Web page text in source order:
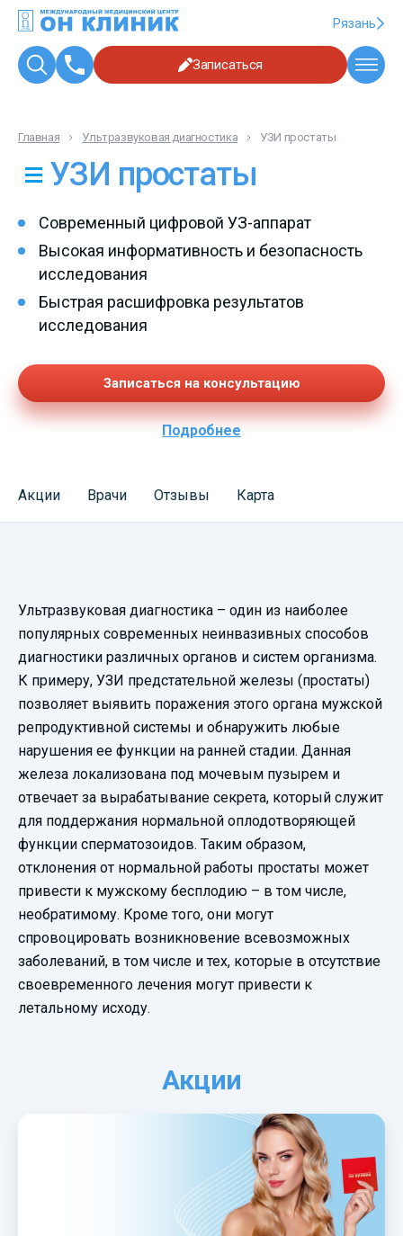
Рязань
Записаться
Главная Ультразвуковая диагностика УЗИ простаты
УЗИ простаты
Современный цифровой УЗ-аппарат
Высокая информативность и безопасность
исследования
Быстрая расшифровка результатов
исследования
Записаться на консультацию
Подробнее
Акции Врачи Отзывы Карта
видеопрезентацию
Ультразвуковая диагностика – один из наиболее
популярных современных неинвазивных способов
диагностики различных органов и систем организма.
К примеру, УЗИ предстательной железы (простаты)
позволяет выявить поражения этого органа мужской
репродуктивной системы и обнаружить любые
нарушения ее функции на ранней стадии. Данная
железа локализована под мочевым пузырем и
отвечает за вырабатывание секрета, который служит
для поддержания нормальной оплодотворяющей
функции сперматозоидов. Таким образом,
отклонения от нормальной работы простаты может
привести к мужскому бесплодию – в том числе,
необратимому. Кроме того, они могут
спровоцировать возникновение всевозможных
заболеваний, в том числе и тех, которые в отсутствие
своевременного лечения могут привести к
летальному исходу.
Акции